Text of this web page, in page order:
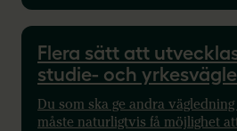
Flera sätt att
studie- och
Du som ska ge andra
måste naturligtvis få möjlighet